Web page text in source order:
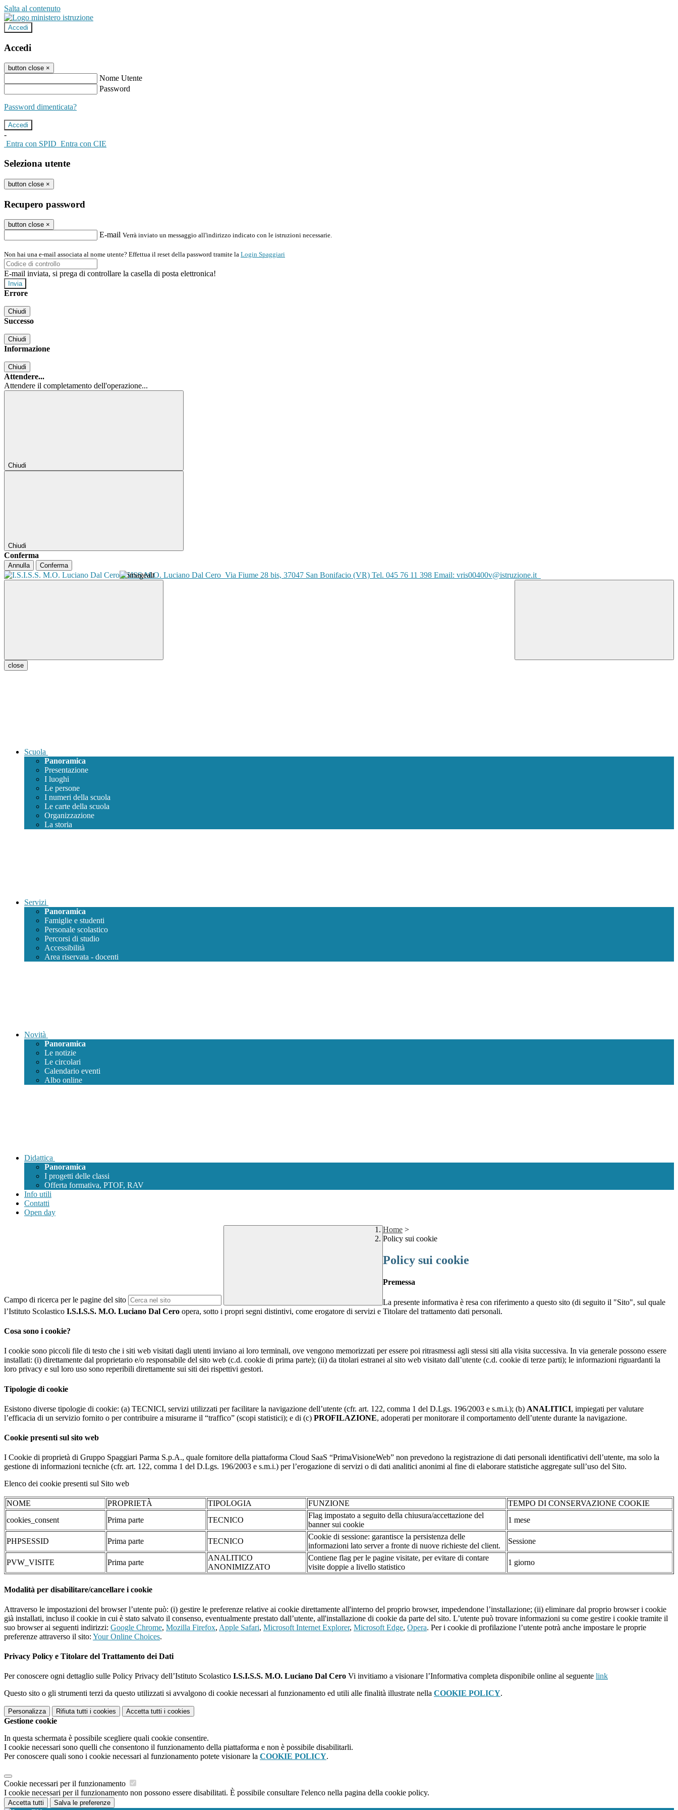
Salta al contenuto
Accedi
Accedi
button close ×
Nome Utente
Password
Password dimenticata?
-
Entra con SPID Entra con CIE
Seleziona utente
button close ×
Recupero password
button close ×
E-mail Verrà inviato un messaggio all'indirizzo indicato con le istruzioni necessarie.
Non hai una e-mail associata al nome utente? Effettua il reset della password tramite la Login Spaggiari
E-mail inviata, si prega di controllare la casella di posta elettronica!
Errore
Chiudi
Successo
Chiudi
Informazione
Chiudi
Attendere...
Attendere il completamento dell'operazione...
Chiudi
Chiudi
Conferma
Annulla Conferma
ISISS M.O. Luciano Dal Cero Via Fiume 28 bis, 37047 San Bonifacio (VR) Tel. 045 76 11 398 Email: vris00400v@istruzione.it
close
Scuola
Panoramica
Presentazione
I luoghi
Le persone
I numeri della scuola
Le carte della scuola
Organizzazione
La storia
Servizi
Panoramica
Famiglie e studenti
Personale scolastico
Percorsi di studio
Accessibilità
Area riservata - docenti
Novità
Panoramica
Le notizie
Le circolari
Calendario eventi
Albo online
Didattica
Panoramica
I progetti delle classi
Offerta formativa, PTOF, RAV
Info utili
Contatti
Open day
Campo di ricerca per le pagine del sito
Home >
Policy sui cookie
Policy sui cookie
Premessa
La presente informativa è resa con riferimento a questo sito (di seguito il "Sito", sul quale
l’Istituto Scolastico I.S.I.S.S. M.O. Luciano Dal Cero opera, sotto i propri segni distintivi, come erogatore di servizi e Titolare del trattamento dati personali.
Cosa sono i cookie?
I cookie sono piccoli file di testo che i siti web visitati dagli utenti inviano ai loro terminali, ove vengono memorizzati per essere poi ritrasmessi agli stessi siti alla visita successiva. In via generale possono essere
installati: (i) direttamente dal proprietario e/o responsabile del sito web (c.d. cookie di prima parte); (ii) da titolari estranei al sito web visitato dall’utente (c.d. cookie di terze parti); le informazioni riguardanti la
loro privacy e sul loro uso sono reperibili direttamente sui siti dei rispettivi gestori.
Tipologie di cookie
Esistono diverse tipologie di cookie: (a) TECNICI, servizi utilizzati per facilitare la navigazione dell’utente (cfr. art. 122, comma 1 del D.Lgs. 196/2003 e s.m.i.); (b) ANALITICI, impiegati per valutare
l’efficacia di un servizio fornito o per contribuire a misurarne il “traffico” (scopi statistici); e di (c) PROFILAZIONE, adoperati per monitorare il comportamento dell’utente durante la navigazione.
Cookie presenti sul sito web
I Cookie di proprietà di Gruppo Spaggiari Parma S.p.A., quale fornitore della piattaforma Cloud SaaS “PrimaVisioneWeb” non prevedono la registrazione di dati personali identificativi dell’utente, ma solo la
gestione di informazioni tecniche (cfr. art. 122, comma 1 del D.Lgs. 196/2003 e s.m.i.) per l’erogazione di servizi o di dati analitici anonimi al fine di elaborare statistiche aggregate sull’uso del Sito.
Elenco dei cookie presenti sul Sito web
NOME PROPRIETÀ TIPOLOGIA FUNZIONE
TEMPO DI CONSERVAZIONE COOKIE
cookies_consent
Prima parte TECNICO
Flag impostato a seguito della chiusura/accettazione del
banner sui cookie
1 mese
PHPSESSID Prima parte TECNICO
Cookie di sessione: garantisce la persistenza delle
informazioni lato server a fronte di nuove richieste del client.
Sessione
PVW_VISITE Prima parte
ANALITICO
ANONIMIZZATO
Contiene flag per le pagine visitate, per evitare di contare
visite doppie a livello statistico
1 giorno
Modalità per disabilitare/cancellare i cookie
Attraverso le impostazioni del browser l’utente può: (i) gestire le preferenze relative ai cookie direttamente all'interno del proprio browser, impedendone l’installazione; (ii) eliminare dal proprio browser i cookie
già installati, incluso il cookie in cui è stato salvato il consenso, eventualmente prestato dall’utente, all'installazione di cookie da parte del sito. L’utente può trovare informazioni su come gestire i cookie tramite il
suo browser ai seguenti indirizzi: Google Chrome, Mozilla Firefox, Apple Safari, Microsoft Internet Explorer, Microsoft Edge, Opera. Per i cookie di profilazione l’utente potrà anche impostare le proprie
preferenze attraverso il sito: Your Online Choices.
Privacy Policy e Titolare del Trattamento dei Dati
Per conoscere ogni dettaglio sulle Policy Privacy dell’Istituto Scolastico I.S.I.S.S. M.O. Luciano Dal Cero Vi invitiamo a visionare l’Informativa completa disponibile online al seguente link
Questo sito o gli strumenti terzi da questo utilizzati si avvalgono di cookie necessari al funzionamento ed utili alle finalità illustrate nella COOKIE POLICY.
Personalizza Rifiuta tutti i cookies Accetta tutti i cookies
Gestione cookie
In questa schermata è possibile scegliere quali cookie consentire.
I cookie necessari sono quelli che consentono il funzionamento della piattaforma e non è possibile disabilitarli.
Per conoscere quali sono i cookie necessari al funzionamento potete visionare la COOKIE POLICY.
Cookie necessari per il funzionamento
I cookie necessari per il funzionamento non possono essere disabilitati. È possibile consultare l'elenco nella pagina della cookie policy.
Accetta tutti Salva le preferenze